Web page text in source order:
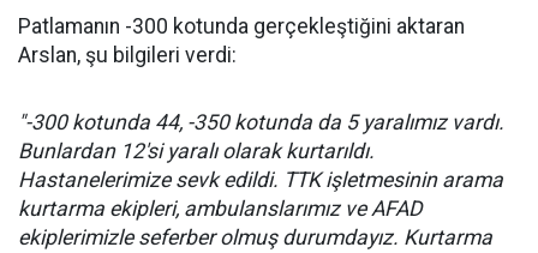
Patlamanın -300 kotunda gerçekleştiğini aktaran
Arslan, şu bilgileri verdi:
"-300 kotunda 44, -350 kotunda da 5 yaralımız vardı.
Bunlardan 12'si yaralı olarak kurtarıldı.
Hastanelerimize sevk edildi. TTK işletmesinin arama
kurtarma ekipleri, ambulanslarımız ve AFAD
ekiplerimizle seferber olmuş durumdayız. Kurtarma